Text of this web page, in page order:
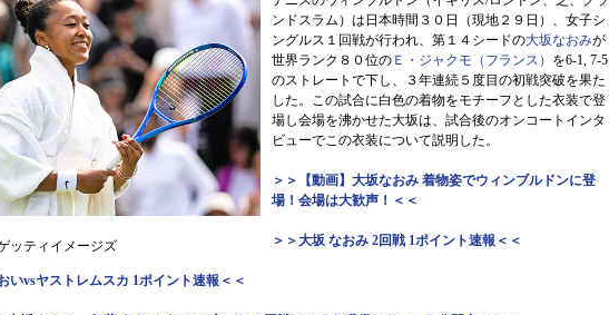
ッティイメージズ
ンドスラム）は日本時間３０日（現地２９日）、女子シ
ングルス１回戦が行われ、第１４シードの大坂なおみが
世界ランク８０位の Ｅ・ジャクモ（フランス） を6-1, 7-5
のストレートで下し、３年連続５度目の初戦突破を果た
した。この試合に白色の着物をモチーフとした衣装で登
場し会場を沸かせた大坂は、試合後のオンコートインタ
ビューでこの衣装について説明した。
＞＞【動画】大坂なおみ 着物姿でウィンブルドンに登
場！会場は大歓声！＜＜
＞＞大坂 なおみ 2回戦 1ポイント速報＜＜
いvsヤストレムスカ 1ポイント速報＜＜